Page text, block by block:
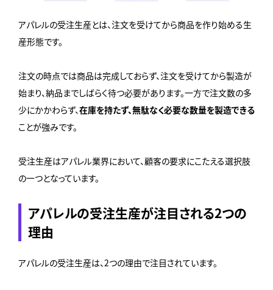
アパレルの受注生産とは、注文を受けてから商品を作り始める生
産形態です。
注文の時点では商品は完成しておらず、注文を受けてから製造が
始まり、納品までしばらく待つ必要があります。一方で注文数の多
少にかかわらず、在庫を持たず、無駄なく必要な数量を製造できる
ことが強みです。
受注生産はアパレル業界において、顧客の要求にこたえる選択肢
の一つとなっています。
アパレルの受注生産が注目される2つの
理由
アパレルの受注生産は、2つの理由で注目されています。